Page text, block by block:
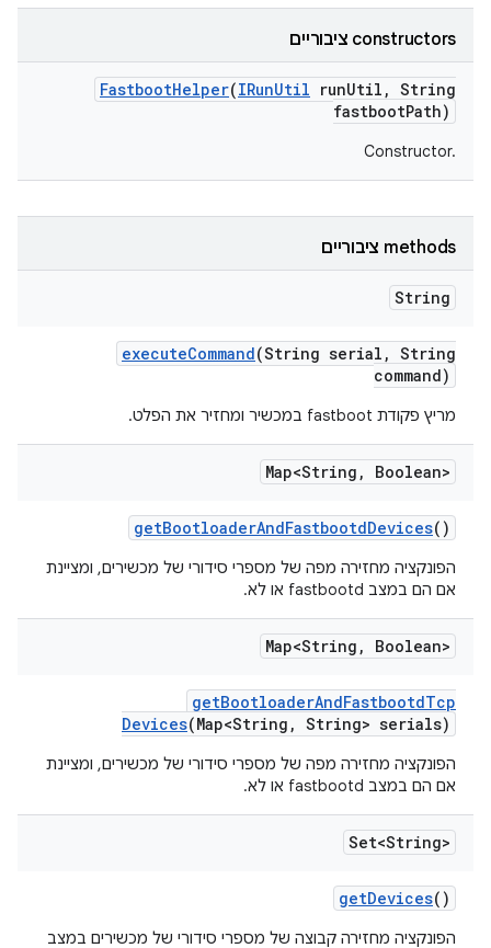
‫constructors ציבוריים
FastbootHelper(IRunUtil runUtil , String
fastbootPath)
Constructor.‎
‫methods ציבוריים
String
executeCommand(String serial , String
command)
מריץ פקודת fastboot במכשיר ומחזיר את הפלט.
Map<String , Boolean>
getBootloaderAndFastbootdDevices()
הפונקציה מחזירה מפה של מספרי סידורי של מכשירים, ומציינת
אם הם במצב fastbootd או לא.
Map<String , Boolean>
getBootloaderAndFastbootdTcp
Devices(Map<String , String> serials)
הפונקציה מחזירה מפה של מספרי סידורי של מכשירים, ומציינת
אם הם במצב fastbootd או לא.
Set<String>
getDevices()
הפונקציה מחזירה קבוצה של מספרי סידורי של מכשירים במצב